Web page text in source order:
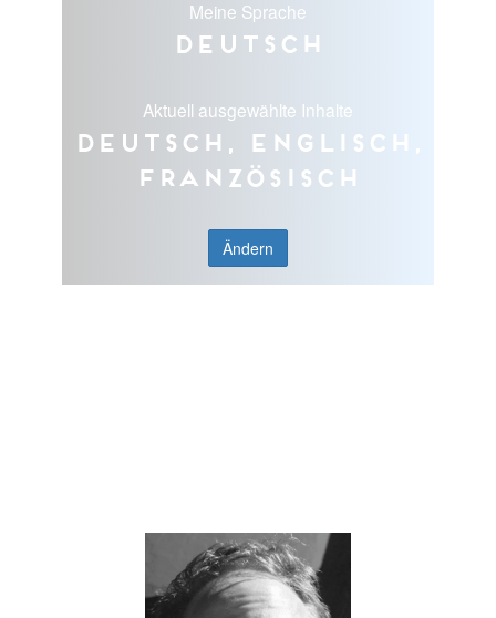
Meine Sprache
Deutsch
Aktuell ausgewählte Inhalte
Deutsch, Englisch,
Französisch
Ändern